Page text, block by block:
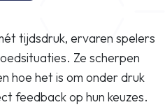
tijdsdruk, ervaren spelers
Ze scherpen
hoe het is om onder druk
feedback op hun keuzes.